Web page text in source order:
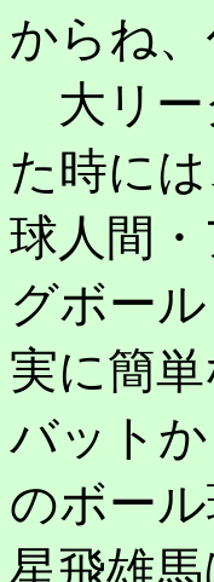
からね
大リー
た時に
球人間
グボー
実に簡
バット
のボー
星飛雄